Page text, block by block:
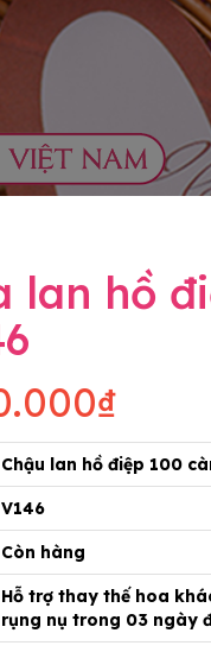
lan hồ
Chậu lan hồ điệp 100
V146
Còn hàng
Hỗ trợ thay thế hoa
rụng nụ trong 03 ngày